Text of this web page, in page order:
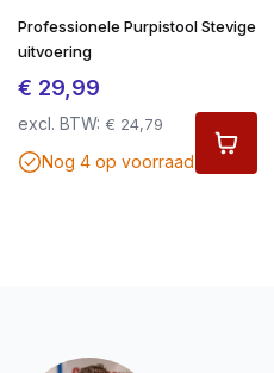
Professionele Purpistool Stevige
uitvoering
€ 29,99
excl. BTW: € 24,79
Nog 4 op voorraad